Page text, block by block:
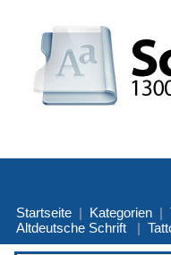
Startseite | Kategorien |
Altdeutsche Schrift |